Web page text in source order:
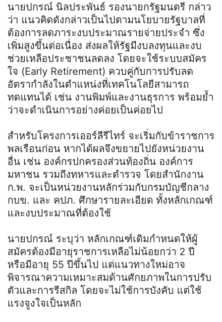
นายปกรณ์ นิลประพันธ์ รองนายกรัฐมนตรี กล่าว
ว่า แนวคิดดังกล่าวเป็นไปตามนโยบายรัฐบาลที่
ต้องการลดภาระงบประมาณรายจ่ายประจำ ซึ่ง
เพิ่มสูงขึ้นต่อเนื่อง ส่งผลให้รัฐมีงบลงทุนและงบ
ช่วยเหลือประชาชนลดลง โดยจะใช้ระบบสมัคร
ใจ (Early Retirement) ควบคู่กับการปรับลด
อัตรากำลังในตำแหน่งที่เทคโนโลยีสามารถ
ทดแทนได้ เช่น งานพิมพ์และงานธุรการ พร้อมย้ำ
ว่าจะดำเนินการอย่างค่อยเป็นค่อยไป
สำหรับโครงการเออร์ลีรีไทร์ จะเริ่มกับข้าราชการ
พลเรือนก่อน หากได้ผลจึงขยายไปยังหน่วยงาน
อื่น เช่น องค์กรปกครองส่วนท้องถิ่น องค์การ
มหาชน รวมถึงทหารและตำรวจ โดยสำนักงาน
ก.พ. จะเป็นหน่วยงานหลักร่วมกับกรมบัญชีกลาง
กบข. และ คปภ. ศึกษารายละเอียด ทั้งหลักเกณฑ์
และงบประมาณที่ต้องใช้
นายปกรณ์ ระบุว่า หลักเกณฑ์เดิมกำหนดให้ผู้
สมัครต้องมีอายุราชการเหลือไม่น้อยกว่า 2 ปี
หรือมีอายุ 55 ปีขึ้นไป แต่แนวทางใหม่อาจ
พิจารณาความเหมาะสมด้านศักยภาพในการปรับ
ตัวและการรีสกิล โดยจะไม่ใช้การบังคับ แต่ใช้
แรงจูงใจเป็นหลัก